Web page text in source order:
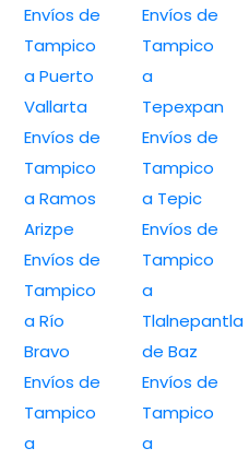
Envíos de
Tampico
a Puerto
Vallarta
Envíos de
Tampico
a Ramos
Arizpe
Envíos de
Tampico
a Río
Bravo
Envíos de
Tampico
a
Envíos de
Tampico
a
Tepexpan
Envíos de
Tampico
a Tepic
Envíos de
Tampico
a
Tlalnepantla
de Baz
Envíos de
Tampico
a